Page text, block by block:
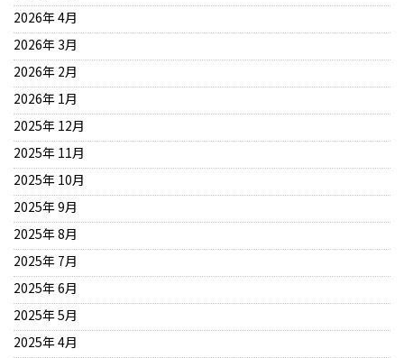
2026年 4月
2026年 3月
2026年 2月
2026年 1月
2025年 12月
2025年 11月
2025年 10月
2025年 9月
2025年 8月
2025年 7月
2025年 6月
2025年 5月
2025年 4月